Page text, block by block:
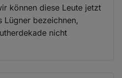
können diese Leute jetzt
Lügner bezeichnen,
nicht